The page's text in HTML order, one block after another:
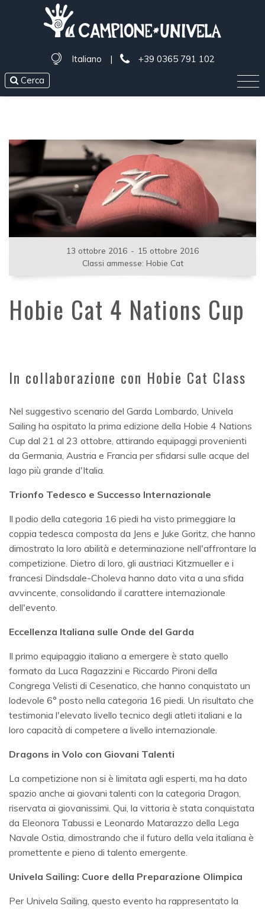
Italiano |
+39 0365 791 102
Cerca
13 ottobre 2016 - 15 ottobre 2016
Classi ammesse: Hobie Cat
Hobie Cat 4 Nations Cup
In collaborazione con Hobie Cat Class
Nel suggestivo scenario del Garda Lombardo, Univela
Sailing ha ospitato la prima edizione della Hobie 4 Nations
Cup dal 21 al 23 ottobre, attirando equipaggi provenienti
da Germania, Austria e Francia per sfidarsi sulle acque del
lago più grande d'Italia.
Trionfo Tedesco e Successo Internazionale
Il podio della categoria 16 piedi ha visto primeggiare la
coppia tedesca composta da Jens e Juke Goritz, che hanno
dimostrato la loro abilità e determinazione nell'affrontare la
competizione. Dietro di loro, gli austriaci Kitzmueller e i
francesi Dindsdale-Choleva hanno dato vita a una sfida
avvincente, consolidando il carattere internazionale
dell'evento.
Eccellenza Italiana sulle Onde del Garda
Il primo equipaggio italiano a emergere è stato quello
formato da Luca Ragazzini e Riccardo Pironi della
Congrega Velisti di Cesenatico, che hanno conquistato un
lodevole 6° posto nella categoria 16 piedi. Un risultato che
testimonia l'elevato livello tecnico degli atleti italiani e la
loro capacità di competere a livello internazionale.
Dragons in Volo con Giovani Talenti
La competizione non si è limitata agli esperti, ma ha dato
spazio anche ai giovani talenti con la categoria Dragon,
riservata ai giovanissimi. Qui, la vittoria è stata conquistata
da Eleonora Tabussi e Leonardo Matarazzo della Lega
Navale Ostia, dimostrando che il futuro della vela italiana è
promettente e pieno di talento emergente.
Univela Sailing: Cuore della Preparazione Olimpica
Per Univela Sailing, questo evento ha rappresentato la